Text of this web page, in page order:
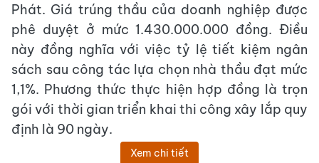
Phát. Giá trúng thầu của doanh nghiệp được
phê duyệt ở mức 1.430.000.000 đồng. Điều
này đồng nghĩa với việc tỷ lệ tiết kiệm ngân
sách sau công tác lựa chọn nhà thầu đạt mức
1,1%. Phương thức thực hiện hợp đồng là trọn
gói với thời gian triển khai thi công xây lắp quy
định là 90 ngày.
Xem chi tiết